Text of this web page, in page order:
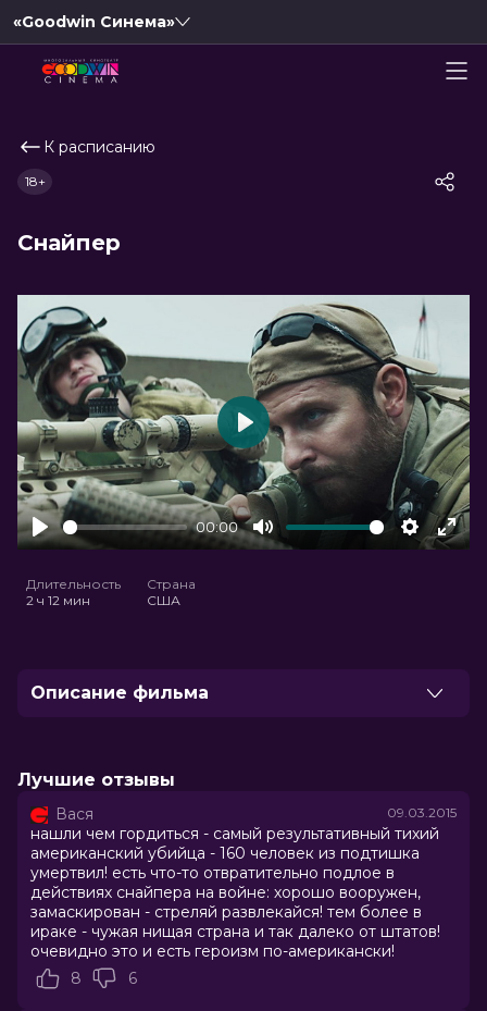
«Goodwin Синема»
К расписанию
Снайпер
18+
Play
00:00
Mute Settings
Play
Длительность
2 ч 12 мин
Страна
США
Описание фильма
снайпером боевых действий в Ираке, за что получил
подтверждено 160 смертельных выстрелов. Фильм
снят по автобиографической книге Криса о его
службе в армии США, о войне в Ираке, о его боевых
товарищах..
Год
2014
Страна
США
Слоган
Лучшие отзывы
Вася 09.03.2015
нашли чем гордиться - самый результативный тихий
американский убийца - 160 человек из подтишка
умертвил! есть что-то отвратительно подлое в
действиях снайпера на войне: хорошо вооружен,
замаскирован - стреляй развлекайся! тем более в
ираке - чужая нищая страна и так далеко от штатов!
очевидно это и есть героизм по-американски!
8
6